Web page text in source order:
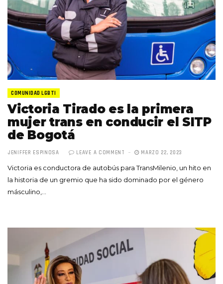
COMUNIDAD LGBTI
Victoria Tirado es la primera
mujer trans en conducir el SITP
de Bogotá
JENIFFER ESPINOSA LEAVE A COMMENT MARZO 22, 2023
Victoria es conductora de autobús para TransMilenio, un hito en
la historia de un gremio que ha sido dominado por el género
másculino,…